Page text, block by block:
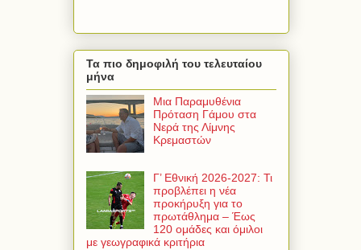
Τα πιο δημοφιλή του τελευταίου
μήνα
Μια Παραμυθένια
Πρόταση Γάμου στα
Νερά της Λίμνης
Κρεμαστών
Γ’ Εθνική 2026-2027: Τι
προβλέπει η νέα
προκήρυξη για το
πρωτάθλημα – Έως
120 ομάδες και όμιλοι
με γεωγραφικά κριτήρια